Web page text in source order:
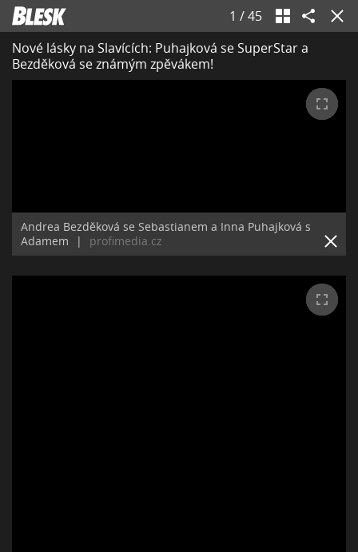
1 /45
Nové lásky na Slavících: Puhajková se SuperStar a
Bezděková se známým zpěvákem!
Andrea Bezděková se Sebastianem a Inna Puhajková s
Adamem
| profimedia.cz